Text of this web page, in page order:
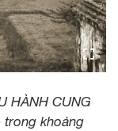
HÀNH CUNG
trong khoảng